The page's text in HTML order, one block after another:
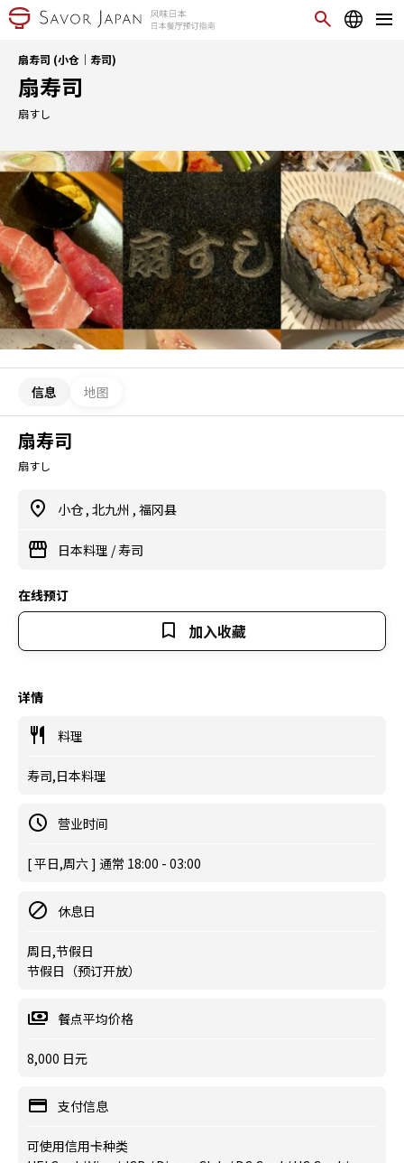
扇寿司 (小仓｜寿司)
扇寿司
扇すし
信息 地图
扇寿司
扇すし
小仓 , 北九州 , 福冈县
日本料理 /寿司
在线预订
加入收藏
详情
料理
寿司,日本料理
营业时间
[ 平日,周六 ] 通常 18:00 - 03:00
休息日
周日,节假日
节假日（预订开放）
餐点平均价格
8,000 日元
支付信息
可使用信用卡种类